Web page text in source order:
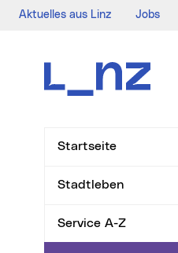
Aktuelles aus Linz Jobs
Startseite
Stadtleben
Service A-Z